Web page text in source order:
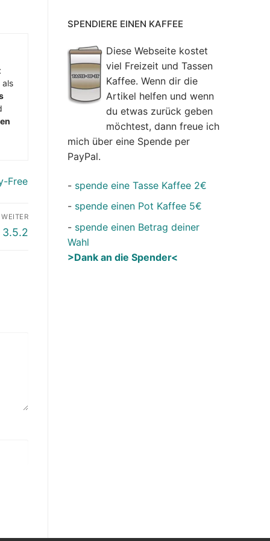
Free
WEITER
3.5.2
SPENDIERE EINEN KAFFEE
Diese Webseite kostet
viel Freizeit und Tassen
Kaffee. Wenn dir die
Artikel helfen und wenn
du etwas zurück geben
möchtest, dann freue ich
mich über eine Spende per
PayPal.
- spende eine Tasse Kaffee 2€
- spende einen Pot Kaffee 5€
- spende einen Betrag deiner
Wahl
>Dank an die Spender<